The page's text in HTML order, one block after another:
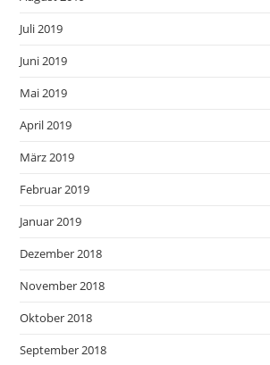
Juli 2019
Juni 2019
Mai 2019
April 2019
März 2019
Februar 2019
Januar 2019
Dezember 2018
November 2018
Oktober 2018
September 2018